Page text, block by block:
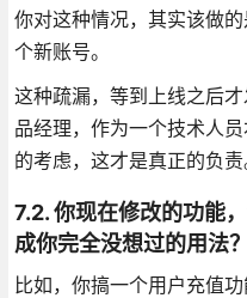
你对这种情况，其实该做
个新账号。
这种疏漏，等到上线之后
品经理，作为一个技术人
的考虑，这才是真正的负责
7.2. 你现在修改的功能
成你完全没想过的用法？
比如，你搞一个用户充值